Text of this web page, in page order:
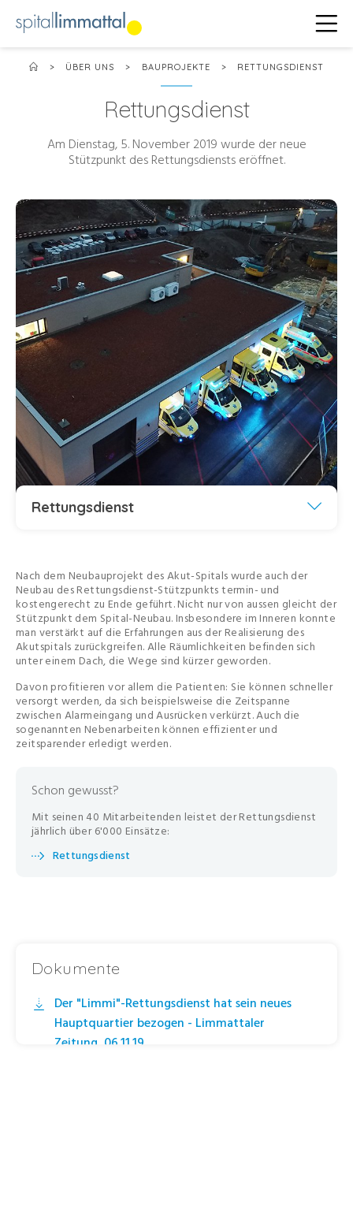
> ÜBER UNS > BAUPROJEKTE > RETTUNGSDIENST
Rettungsdienst
Am Dienstag, 5. November 2019 wurde der neue
Stützpunkt des Rettungsdiensts eröffnet.
Rettungsdienst
Nach dem Neubauprojekt des Akut-Spitals wurde auch der
Neubau des Rettungsdienst-Stützpunkts termin- und
kostengerecht zu Ende geführt. Nicht nur von aussen gleicht der
Stützpunkt dem Spital-Neubau. Insbesondere im Inneren konnte
man verstärkt auf die Erfahrungen aus der Realisierung des
Akutspitals zurückgreifen. Alle Räumlichkeiten befinden sich
unter einem Dach, die Wege sind kürzer geworden.
Davon profitieren vor allem die Patienten: Sie können schneller
versorgt werden, da sich beispielsweise die Zeitspanne
zwischen Alarmeingang und Ausrücken verkürzt. Auch die
sogenannten Nebenarbeiten können effizienter und
zeitsparender erledigt werden.
Schon gewusst?
Mit seinen 40 Mitarbeitenden leistet der Rettungsdienst
jährlich über 6'000 Einsätze:
Rettungsdienst
Dokumente
Der "Limmi"-Rettungsdienst hat sein neues
Hauptquartier bezogen - Limmattaler
Zeitung, 06.11.19